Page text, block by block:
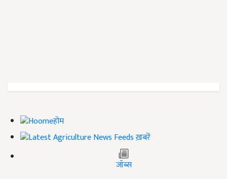
होम
ख़बरें
जॉब्स